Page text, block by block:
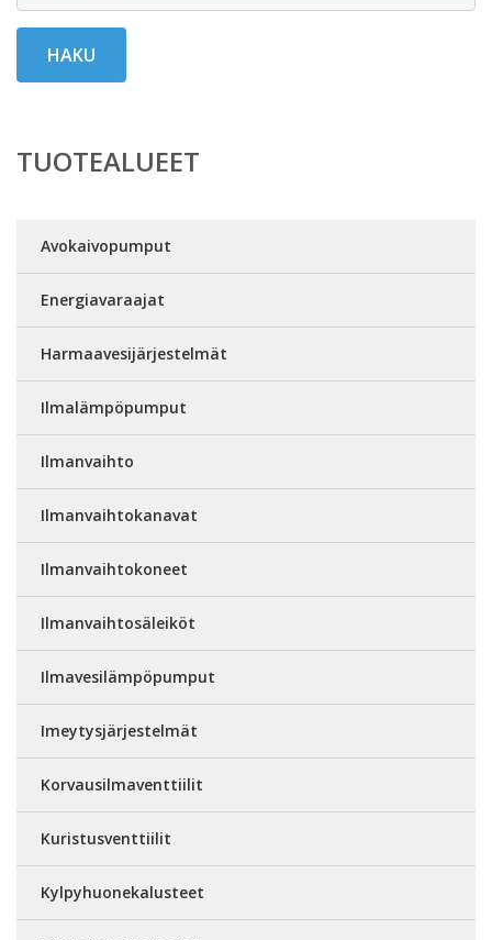
HAKU
TUOTEALUEET
Avokaivopumput
Energiavaraajat
Harmaavesijärjestelmät
Ilmalämpöpumput
Ilmanvaihto
Ilmanvaihtokanavat
Ilmanvaihtokoneet
Ilmanvaihtosäleiköt
Ilmavesilämpöpumput
Imeytysjärjestelmät
Korvausilmaventtiilit
Kuristusventtiilit
Kylpyhuonekalusteet